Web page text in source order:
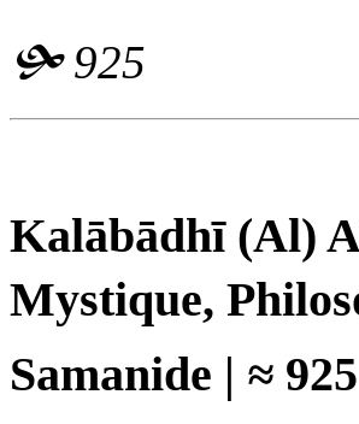
🙟 925
Kalābādhī (Al)
Mystique,
Samanide | ≈